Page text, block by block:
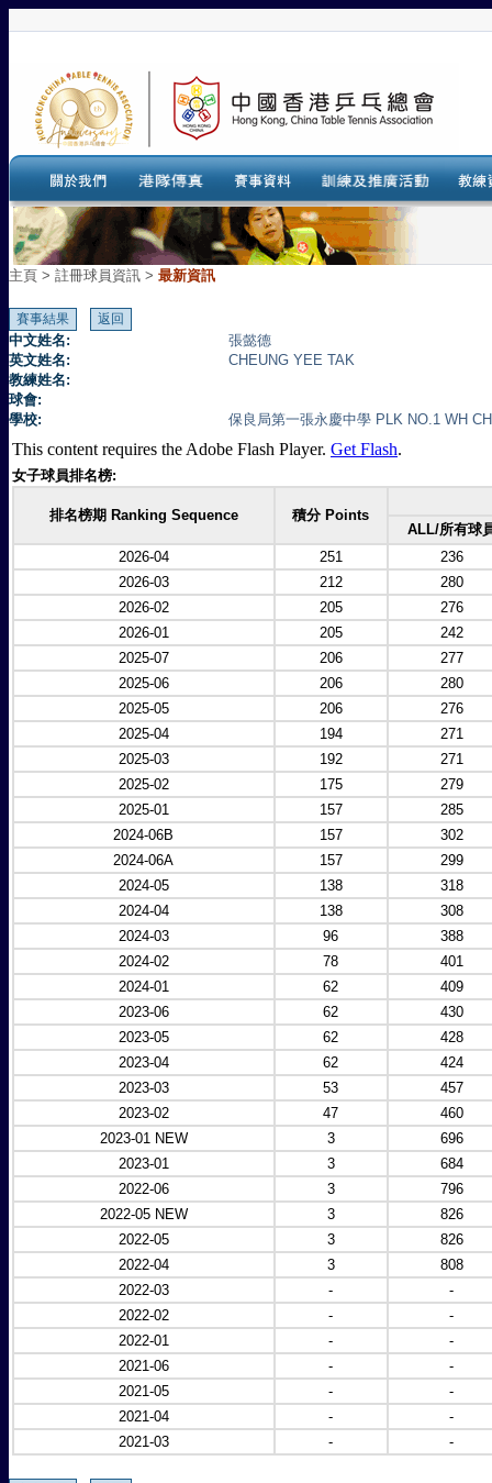
主頁 > 註冊球員資訊 > 最新資訊
中文姓名:
張懿德
英文姓名:
CHEUNG YEE TAK
教練姓名:
球會:
學校:
保良局第一張永慶中學 PLK NO.1 WH
This content requires the Adobe Flash Player. Get Flash.
女子球員排名榜:
排名榜期 Ranking Sequence
積分 Points
ALL/所有球
2026-04
251
236
2026-03
212
280
2026-02
205
276
2026-01
205
242
2025-07
206
277
2025-06
206
280
2025-05
206
276
2025-04
194
271
2025-03
192
271
2025-02
175
279
2025-01
157
285
2024-06B
157
302
2024-06A
157
299
2024-05
138
318
2024-04
138
308
2024-03
96
388
2024-02
78
401
2024-01
62
409
2023-06
62
430
2023-05
62
428
2023-04
62
424
2023-03
53
457
2023-02
47
460
2023-01 NEW
3
696
2023-01
3
684
2022-06
3
796
2022-05 NEW
3
826
2022-05
3
826
2022-04
3
808
2022-03
-
-
2022-02
-
-
2022-01
-
-
2021-06
-
-
2021-05
-
-
2021-04
-
-
2021-03
- -